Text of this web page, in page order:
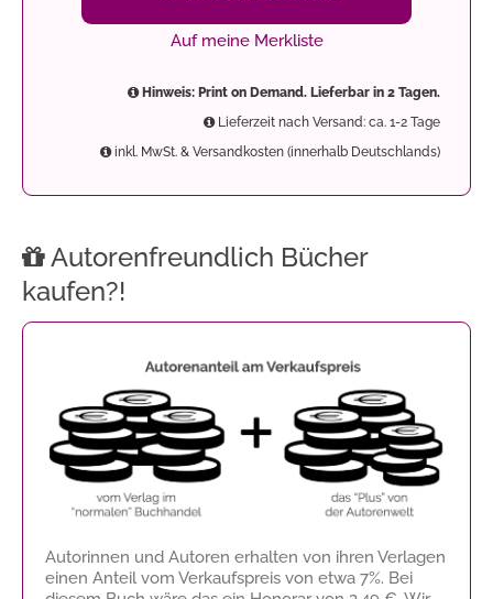
Auf meine Merkliste
Hinweis: Print on Demand. Lieferbar in 2 Tagen.
Lieferzeit nach Versand: ca. 1-2 Tage
inkl. MwSt. & Versandkosten (innerhalb Deutschlands)
Autorenfreundlich Bücher
kaufen?!
Autorinnen und Autoren erhalten von ihren Verlagen
einen Anteil vom Verkaufspreis von etwa 7%. Bei